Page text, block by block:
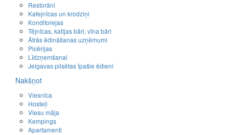
Restorāni
Kafejnīcas un krodziņi
Konditorejas
Tējnīcas, kafijas bāri, vīna bāri
Ātrās ēdināšanas uzņēmumi
Picērijas
Līdzņemšanai
Jelgavas pilsētas īpašie ēdieni
Nakšņot
Viesnīca
Hosteļi
Viesu māja
Kempings
Apartamenti